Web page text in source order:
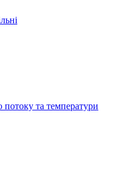
потоку та температури